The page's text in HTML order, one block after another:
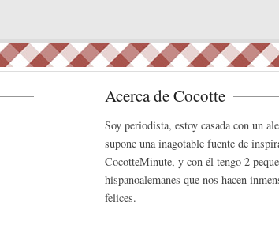
Acerca de Cocotte
Soy periodista, estoy casada con un
supone una inagotable fuente de
CocotteMinute, y con él tengo 2
hispanoalemanes que nos hacen
felices.